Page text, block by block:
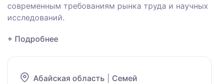
современным требованиям рынка труда и научных
исследований.
+ Подробнее
Абайская область Семей